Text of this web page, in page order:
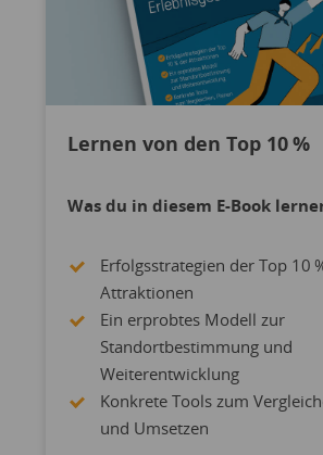
Lernen von den Top 10 %
Was du in diesem E-Book
Erfolgsstrategien der Top 10
Attraktionen
Ein erprobtes Modell zur
Standortbestimmung und
Weiterentwicklung
Konkrete Tools zum
und Umsetzen